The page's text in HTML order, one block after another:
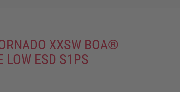
XXSW BOA®
LOW ESD S1PS